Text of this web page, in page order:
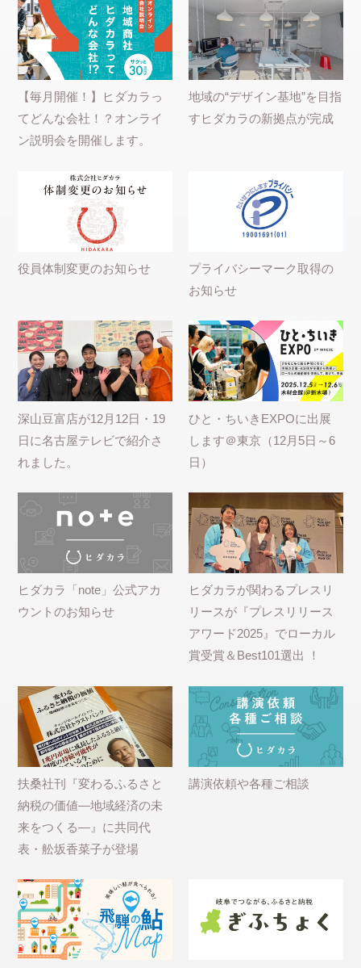
【毎月開催！】ヒダカラっ
てどんな会社！？オンライ
ン説明会を開催します。
地域の“デザイン基地”を目指
すヒダカラの新拠点が完成
役員体制変更のお知らせ
プライバシーマーク取得の
お知らせ
深山豆富店が12月12日・19
日に名古屋テレビで紹介さ
れました。
ひと・ちいきEXPOに出展
します＠東京（12月5日～6
日）
ヒダカラ「note」公式アカ
ウントのお知らせ
ヒダカラが関わるプレスリ
リースが『プレスリリース
アワード2025』でローカル
賞受賞＆Best101選出 ！
扶桑社刊『変わるふるさと
納税の価値―地域経済の未
来をつくる―』に共同代
表・舩坂香菜子が登場
講演依頼や各種ご相談